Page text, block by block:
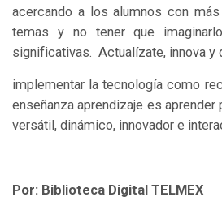
acercando a los alumnos con
temas y no tener que
significativas. Actualízate, innova y
implementar la tecnología como
enseñanza aprendizaje es
versátil, dinámico, innovador e
Por: Biblioteca Digital TELMEX